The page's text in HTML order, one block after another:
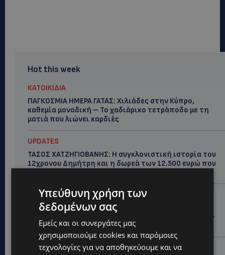
Hot this week
ΚΑΤΟΙΚΙΔΙΑ
ΠΑΓΚΟΣΜΙΑ ΗΜΕΡΑ ΓΑΤΑΣ: Χιλιάδες στην Κύπρο,
καθεμία μοναδική – Το χαδιάρικο τετράποδο με τη
ματιά που λιώνει καρδιές
UPDATES
ΤΑΣΟΣ ΧΑΤΖΗΓΙΟΒΑΝΗΣ: Η συγκλονιστική ιστορία του
12χρονου Δημήτρη και η δωρεά των 12.500 ευρώ που
STORIES
ΕΞΩΤΙΚΑ ΖΩΑ ΣΤΗΝ ΚΥΠΡΟ: Πότε επιτρέπεται και
πότε απαγορεύεται να έχεις μαϊμού ως κατοικίδιο –
Ποια ζώα μπορείς να διατηρείς νόμιμα
UPDATES
Υπεύθυνη χρήση των
δεδομένων σας
Εμείς και οι συνεργάτες μας
χρησιμοποιούμε cookies και παρόμοιες
τεχνολογίες για να αποθηκεύουμε και να